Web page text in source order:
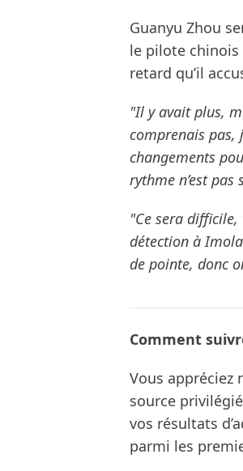
Guanyu Zhou
le pilote chinois
retard qu’il
"Il y avait plus,
comprenais pas,
changements
rythme n’est pas
"Ce sera difficile,
détection à
de pointe, donc
Comment
Vous appréciez
source
vos résultats
parmi les